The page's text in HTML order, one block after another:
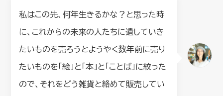
私はこの先、何年生きるかな？と思った時
に、これからの未来の人たちに遺していき
たいものを売ろうとようやく数年前に売り
たいものを「絵」と「本」と「ことば」に絞った
ので、それをどう雑貨と絡めて販売してい